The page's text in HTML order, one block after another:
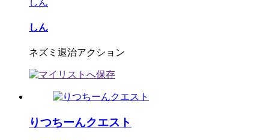
しん
ネズミ退治アクション
りつちーんクエスト